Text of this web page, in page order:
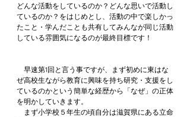
どんな活動をしているのか？どんな思いで活動し
ているのか？をはじめとし、活動の中で楽しかっ
たこと・学んだことも共有してみんなが同じ活動
している雰囲気になるのが最終目標です！
早速第1回と言う事ですが、まず初めに東はな
ぜ高校生ながら教育に興味を持ち研究・支援をし
ているのかという簡単な経歴から「なぜ」の正体
を明かしていきます。
まず小学校５年生の頃自分は滋賀県にある立命